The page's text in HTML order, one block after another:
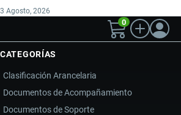
3 Agosto, 2026
0
CATEGORÍAS
Clasificación Arancelaria
Documentos de Acompañamiento
Documentos de Soporte